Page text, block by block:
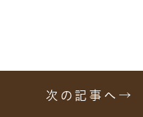
次の記事へ→